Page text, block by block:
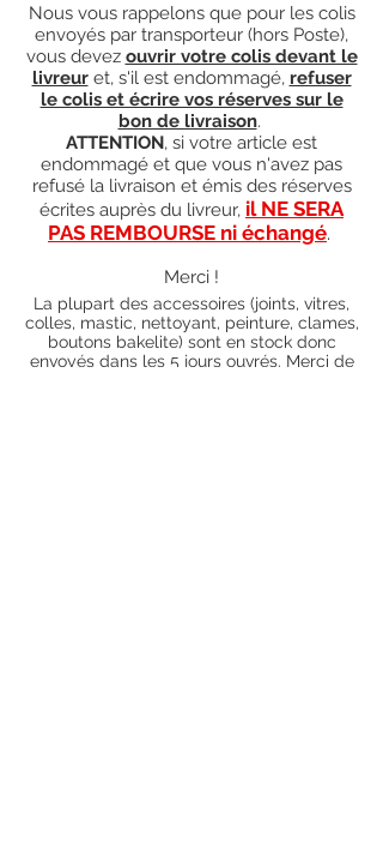
Nous vous rappelons que pour les colis
envoyés par transporteur (hors Poste),
vous devez ouvrir votre colis devant le
livreuret, s'il est endommagé, refuser
le colis et écrire vos réserves sur le
bon de livraison.
ATTENTION, si votre article est
endommagé et que vous n'avez pas
refusé la livraison et émis des réserves
écrites auprès du livreur, il NE SERA
PAS REMBOURSE ni échangé.
Merci !
La plupart des accessoires (joints, vitres,
colles, mastic, nettoyant, peinture, clames,
boutons bakelite) sont en stock donc
envoyés dans les 5 jours ouvrés. Merci de